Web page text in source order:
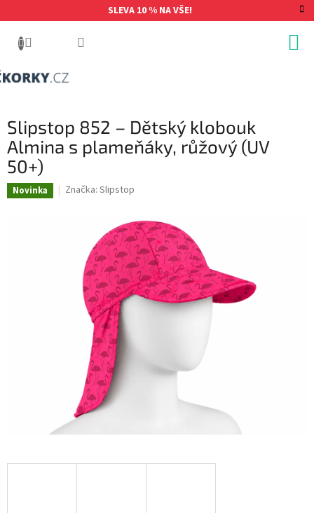
na
SLEVA 10 % NA VŠE!
Slipstop 852 – Dětský klobouk
Almina s plameňáky, růžový (UV
50+)
Novinka Značka: Slipstop